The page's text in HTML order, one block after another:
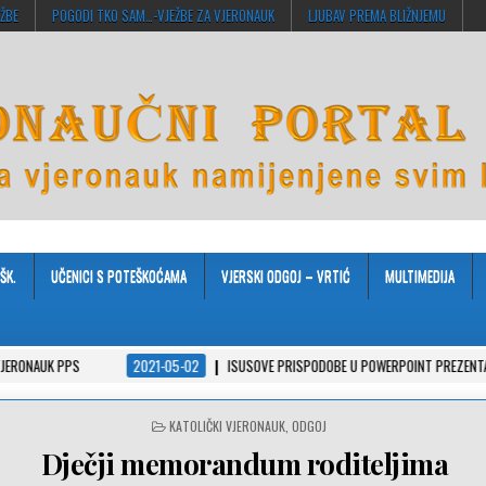
POGODI TKO SAM…-VJEŽBE ZA VJERONAUK LJUBAV PREMA BLIŽNJEMU
UČENICI S POTEŠKOĆAMA VJERSKI ODGOJ – VRTIĆ MULTIMEDIJA
2021-05-02 ISUSOVE PRISPODOBE U POWERPOINT PREZENTACIJAMA
POSTED
KATOLIČKI VJERONAUK, ODGOJ
Dječji memorandum roditeljima